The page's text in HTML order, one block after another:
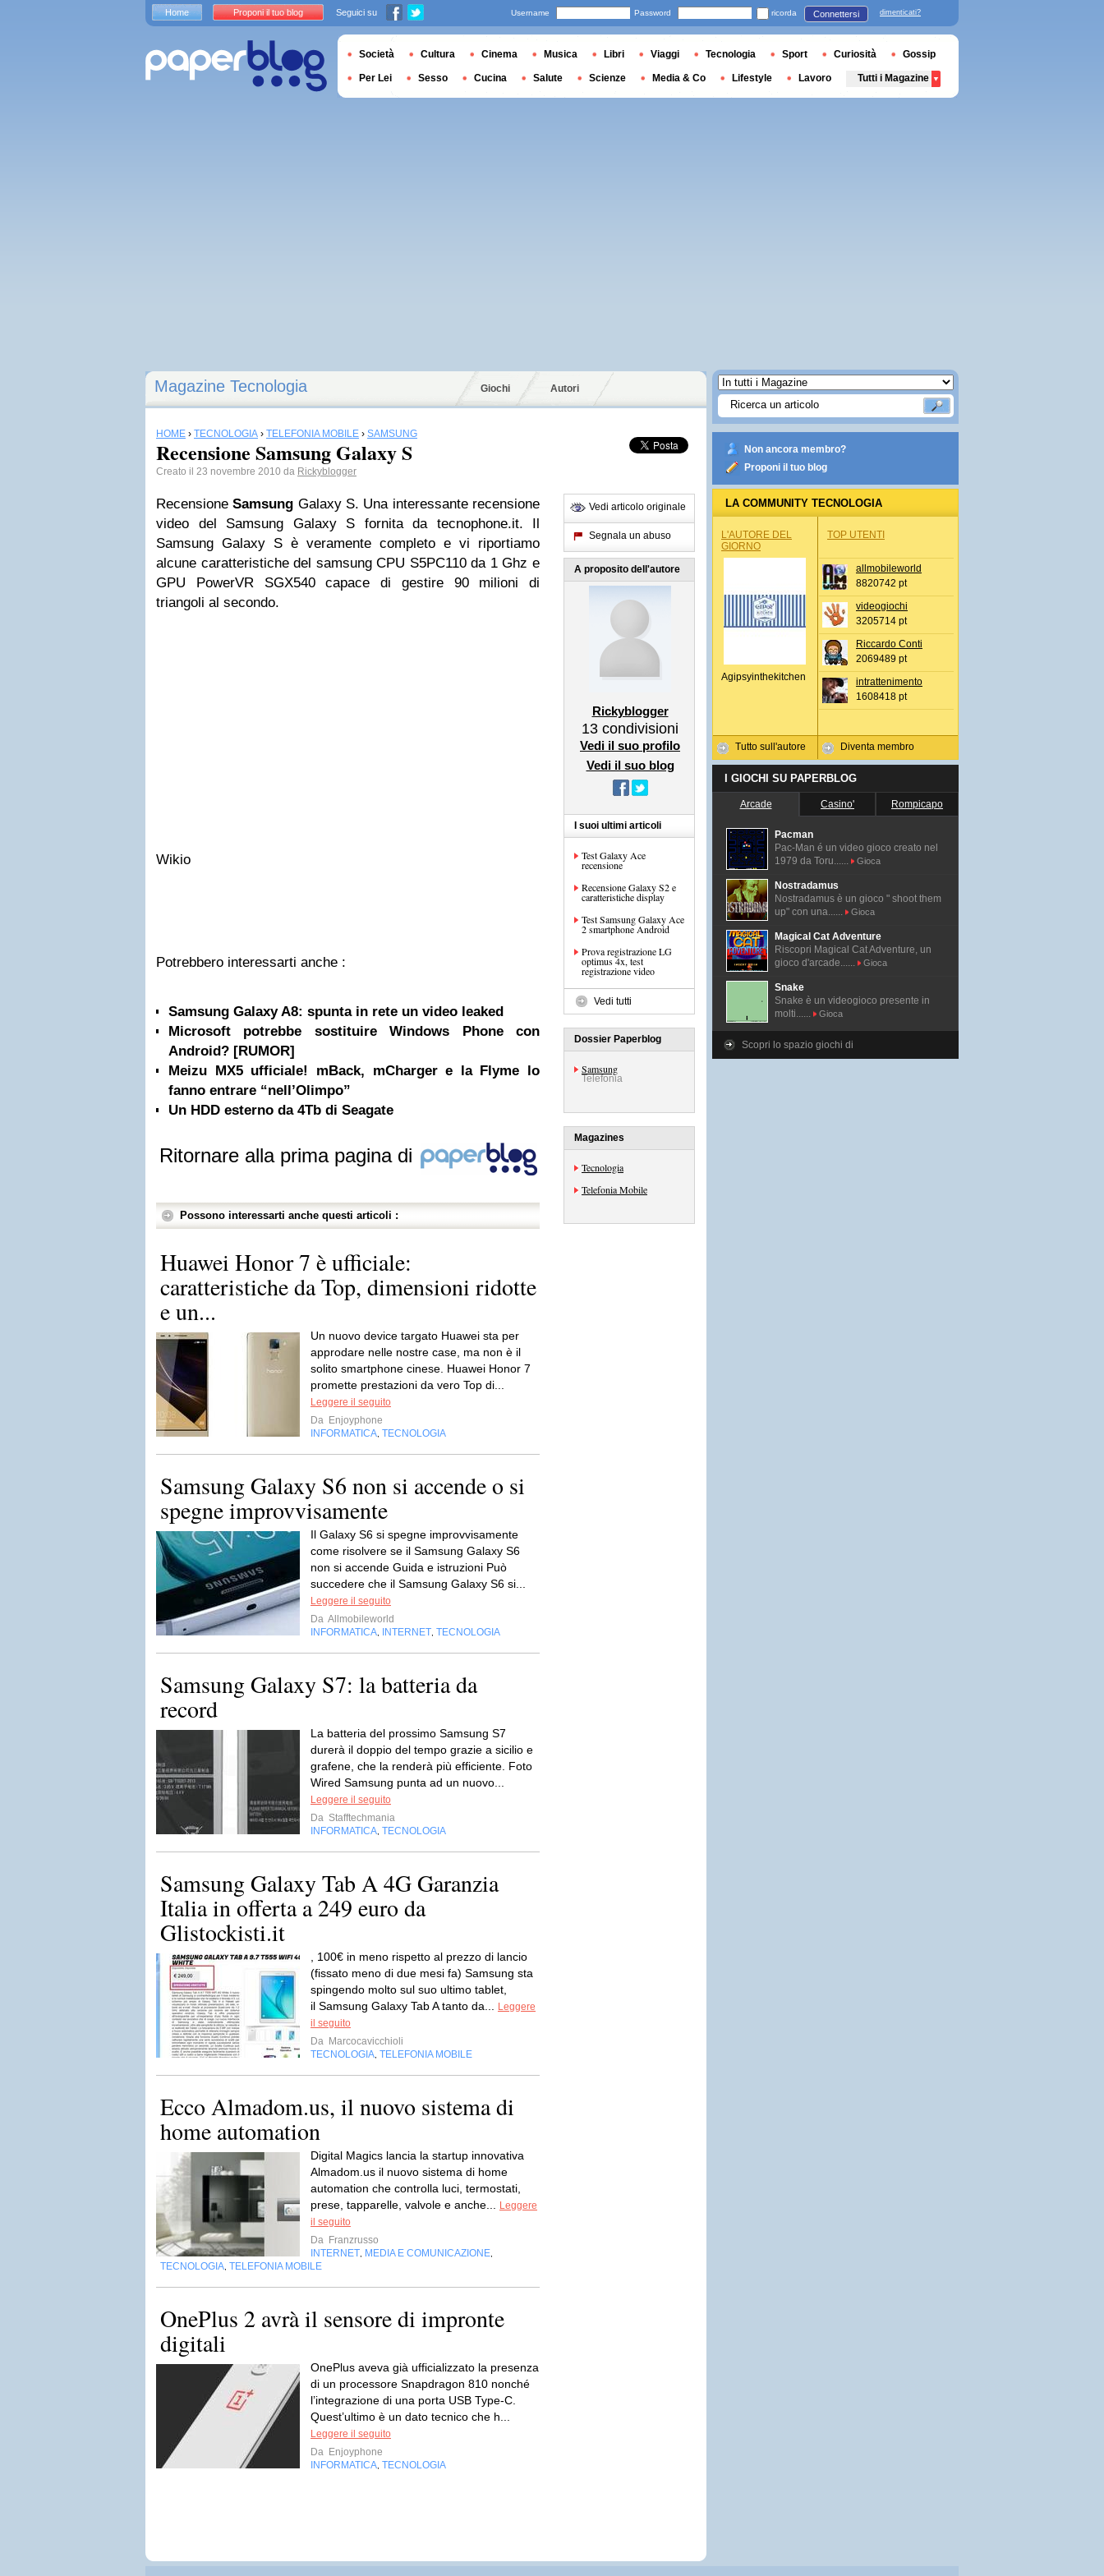
Magazine Tecnologia Giochi Autori
HOME › TECNOLOGIA › TELEFONIA MOBILE › SAMSUNG
Recensione Samsung Galaxy S
Creato il 23 novembre 2010 da Rickyblogger
RecensioneSamsung Galaxy S. Una interessante recensione
video del Samsung Galaxy S fornita da tecnophone.it. Il
Samsung Galaxy S è veramente completo e vi riportiamo
alcune caratteristiche del samsung CPU S5PC110 da 1 Ghz e
GPU PowerVR SGX540 capace di gestire 90 milioni di
triangoli al secondo.
Wikio
Potrebbero interessarti anche :
Samsung Galaxy A8: spunta in rete un video leaked
Microsoft potrebbe sostituire Windows Phone con
Android? [RUMOR]
Meizu MX5 ufficiale! mBack, mCharger e la Flyme lo
fanno entrare “nell’Olimpo”
Un HDD esterno da 4Tb di Seagate
Ritornare alla prima pagina di
Possono interessarti anche questi articoli :
Huawei Honor 7 è ufficiale:
caratteristiche da Top, dimensioni ridotte
e un...
Un nuovo device targato Huawei sta per
approdare nelle nostre case, ma non è il
solito smartphone cinese. Huawei Honor 7
promette prestazioni da vero Top di...
Leggere il seguito
Da Enjoyphone
INFORMATICA TECNOLOGIA
Samsung Galaxy S6 non si accende o si
spegne improvvisamente
Il Galaxy S6 si spegne improvvisamente
come risolvere se il Samsung Galaxy S6
non si accende Guida e istruzioni Può
succedere che il Samsung Galaxy S6 si...
Leggere il seguito
Da Allmobileworld
INFORMATICA
INTERNET TECNOLOGIA
Samsung Galaxy S7: la batteria da
record
La batteria del prossimo Samsung S7
durerà il doppio del tempo grazie a sicilio e
grafene, che la renderà più efficiente. Foto
Wired Samsung punta ad un nuovo...
Leggere il seguito
Da Stafftechmania
INFORMATICA TECNOLOGIA
Samsung Galaxy Tab A 4G Garanzia
Italia in offerta a 249 euro da
Glistockisti.it
, 100€ in meno rispetto al prezzo di lancio
(fissato meno di due mesi fa) Samsung sta
spingendo molto sul suo ultimo tablet,
il Samsung Galaxy Tab A tanto da...
Leggere
il seguito
Da Marcocavicchioli
TECNOLOGIA TELEFONIA MOBILE
Ecco Almadom.us, il nuovo sistema di
home automation
Digital Magics lancia la startup innovativa
Almadom.us il nuovo sistema di home
automation che controlla luci, termostati,
prese, tapparelle, valvole e anche...
Leggere
il seguito
Da Franzrusso
INTERNET MEDIA E COMUNICAZIONE
TECNOLOGIA TELEFONIA MOBILE
OnePlus 2 avrà il sensore di impronte
digitali
OnePlus aveva già ufficializzato la presenza
di un processore Snapdragon 810 nonché
l’integrazione di una porta USB Type-C.
Quest’ultimo è un dato tecnico che h...
Leggere il seguito
Da Enjoyphone
INFORMATICA TECNOLOGIA
Vedi articolo originale
Segnala un abuso
A proposito dell'autore
Rickyblogger
13 condivisioni
Vedi il suo profilo
Vedi il suo blog
I suoi ultimi articoli
Test Galaxy Ace
recensione
Recensione Galaxy S2 e
caratteristiche display
Test Samsung Galaxy Ace
2 smartphone Android
Prova registrazione LG
optimus 4x, test
registrazione video
Vedi tutti
Dossier Paperblog
Samsung
Telefonia
Magazines
Tecnologia
Telefonia Mobile
Non ancora membro?
Proponi il tuo blog
LA COMMUNITY TECNOLOGIA
L'AUTORE DEL
GIORNO
Agipsyinthekitchen
Tutto sull'autore
TOP UTENTI
allmobileworld
8820742 pt
videogiochi
3205714 pt
Riccardo Conti
2069489 pt
intrattenimento
1608418 pt
Diventa membro
I GIOCHI SU PAPERBLOG
Arcade Casino' Rompicapo
Pacman
Pac-Man é un video gioco creato nel
1979 da Toru......
Gioca
Nostradamus
Nostradamus è un gioco " shoot them
up" con una......
Gioca
Magical Cat Adventure
Riscopri Magical Cat Adventure, un
gioco d'arcade......
Gioca
Snake
Snake è un videogioco presente in
molti......
Gioca
Scopri lo spazio giochi di
Home Proponi il tuo blog Seguici su Username Password ricorda Connettersi dimenticati?
Società Cultura Cinema Musica Libri Viaggi Tecnologia Sport Curiosità Gossip
Per Lei Sesso Cucina Salute Scienze Media & Co Lifestyle Lavoro Tutti i Magazine